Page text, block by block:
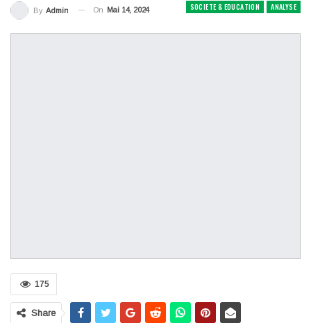
SOCIETE & EDUCATION ANALYSE
By Admin On Mai 14, 2024
175
Share